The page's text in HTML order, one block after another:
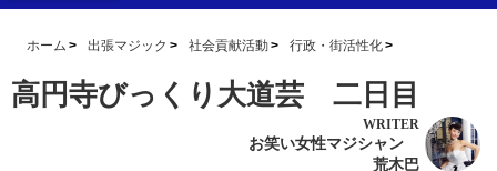
ホーム 出張マジック 社会貢献活動 行政・街活性化
高円寺びっくり大道芸 二日目
WRITER
お笑い女性マジシャン
荒木巴